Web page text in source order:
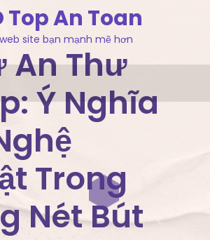
Top An Toan
site bạn mạnh mẽ hơn
An Thư
Ý Nghĩa
Trong
Nét Bút